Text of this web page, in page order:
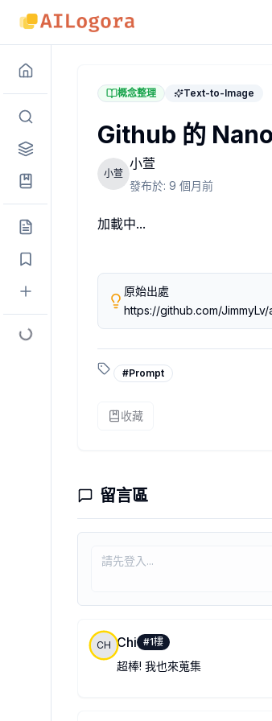
這 repo 我覺得很棒，有 100 個 case
小萱
2025-11-22T08:42:32.71+00:00
概念整理 Text-to-Image
Github 的
小萱
小萱
發布於: 9 個月前
加載中...
原始出處
https://github.com/
#Prompt
收藏
留言區
CH Chi #1樓
超棒! 我也來蒐集